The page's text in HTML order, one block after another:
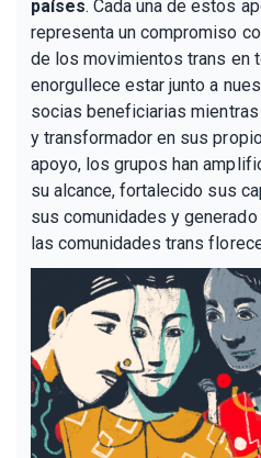
países. Cada una de estos
representa un compromiso
de los movimientos trans en
enorgullece estar junto a
socias beneficiarias mientras
y transformador en sus
apoyo, los grupos han
su alcance, fortalecido sus
sus comunidades y
las comunidades trans